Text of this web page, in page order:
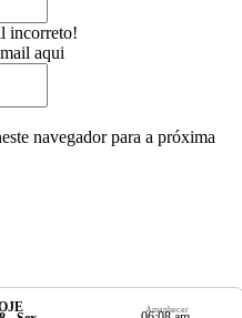
incorreto!
aqui
navegador para a próxima
Amanhecer